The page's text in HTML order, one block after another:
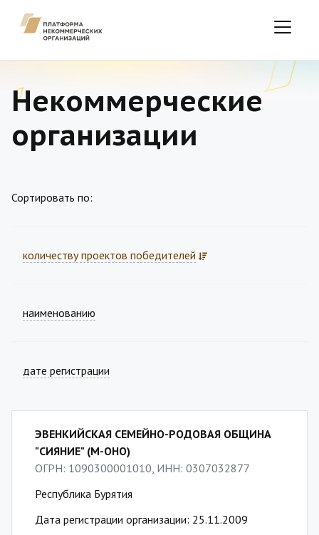
Некоммерческие
организации
Сортировать по:
количеству проектов победителей
наименованию
дате регистрации
ЭВЕНКИЙСКАЯ СЕМЕЙНО-РОДОВАЯ ОБЩИНА
"СИЯНИЕ" (М-ОНО)
ОГРН: 1090300001010, ИНН: 0307032877
Республика Бурятия
Дата регистрации организации: 25.11.2009